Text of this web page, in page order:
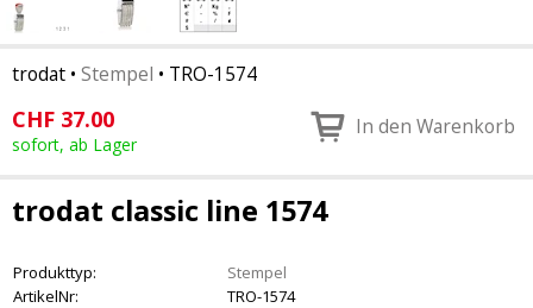
trodat • Stempel • TRO-1574
CHF 37.00
sofort, ab Lager
In den Warenkorb
trodat classic line 1574
Produkttyp:
Stempel
ArtikelNr:
TRO-1574